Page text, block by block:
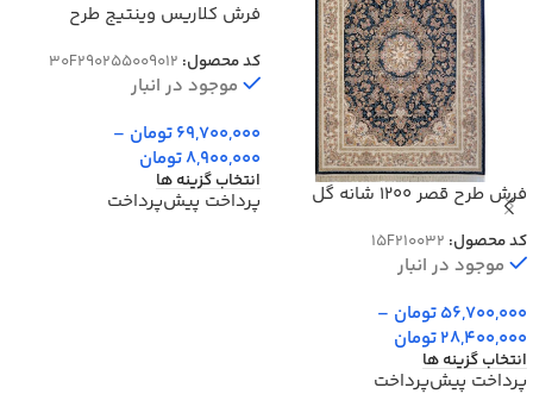
فرش طرح قصر 1200 شانه گل
برجسته کد 10032
کد محصول: 15F210032
موجود در انبار
56,700,000تومان –
28,400,000تومان
انتخاب گزینه ها
پرداخت پیش‌پرداخت
فرش کلاریس وینتیج طرح
255009012
کد محصول: 30F290255009012
موجود در انبار
69,700,000تومان –
8,900,000تومان
انتخاب گزینه ها
پرداخت پیش‌پرداخت